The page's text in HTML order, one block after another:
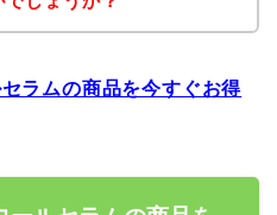
ラムの商品を今すぐお得